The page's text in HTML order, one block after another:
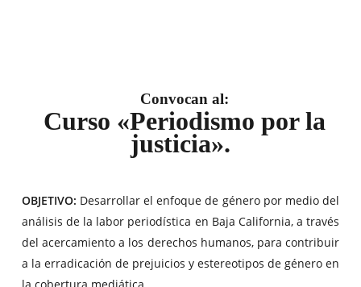
Convocan al:
Curso «Periodismo por la
justicia».
OBJETIVO: Desarrollar el enfoque de género por medio del
análisis de la labor periodística en Baja California, a través
del acercamiento a los derechos humanos, para contribuir
a la erradicación de prejuicios y estereotipos de género en